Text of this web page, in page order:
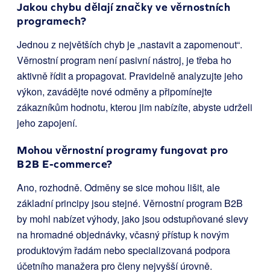
Jakou chybu dělají značky ve věrnostních
programech?
Jednou z největších chyb je „nastavit a zapomenout“.
Věrnostní program není pasivní nástroj, je třeba ho
aktivně řídit a propagovat. Pravidelně analyzujte jeho
výkon, zavádějte nové odměny a připomínejte
zákazníkům hodnotu, kterou jim nabízíte, abyste udrželi
jeho zapojení.
Mohou věrnostní programy fungovat pro
B2B E-commerce?
Ano, rozhodně. Odměny se sice mohou lišit, ale
základní principy jsou stejné. Věrnostní program B2B
by mohl nabízet výhody, jako jsou odstupňované slevy
na hromadné objednávky, včasný přístup k novým
produktovým řadám nebo specializovaná podpora
účetního manažera pro členy nejvyšší úrovně.